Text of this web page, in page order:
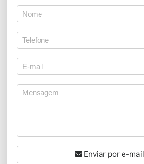
Enviar por e-mail